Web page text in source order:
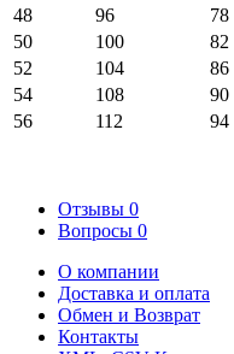
48
96 78
50
100 82
52
104 86
54
108 90
56
112 94
Отзывы 0
Вопросы 0
О компании
Доставка и оплата
Обмен и Возврат
Контакты